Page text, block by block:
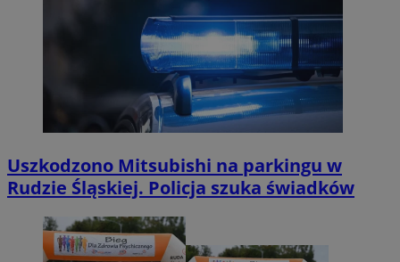
Uszkodzono Mitsubishi na parkingu w
Rudzie Śląskiej. Policja szuka świadków